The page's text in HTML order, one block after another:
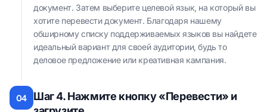
документ. Затем выберите целевой язык, на который вы
хотите перевести документ. Благодаря нашему
обширному списку поддерживаемых языков вы найдете
идеальный вариант для своей аудитории, будь то
деловое предложение или креативная кампания.
04
Шаг 4. Нажмите кнопку «Перевести» и